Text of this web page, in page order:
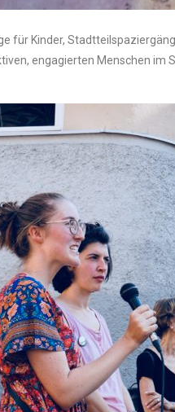
für Kinder,
engagierten Menschen im